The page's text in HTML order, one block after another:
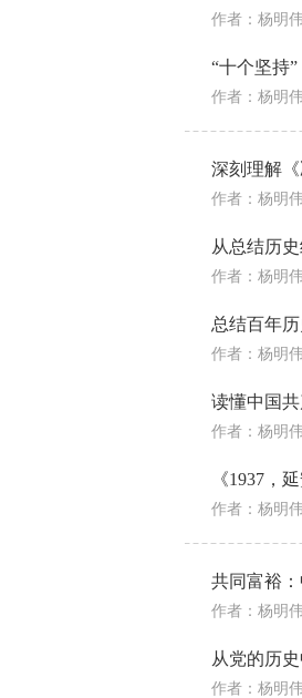
作者：杨明伟
“十个坚持
作者：杨明伟
深刻理解
作者：杨明伟
从总结历
作者：杨明伟
总结百年
作者：杨明伟
读懂中国
作者：杨明伟
《1937，
作者：杨明伟
共同富裕
作者：杨明伟
从党的历
作者：杨明伟